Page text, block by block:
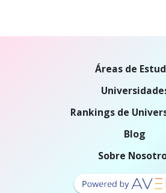
Áreas de
Rankings de
Blog
Sobre